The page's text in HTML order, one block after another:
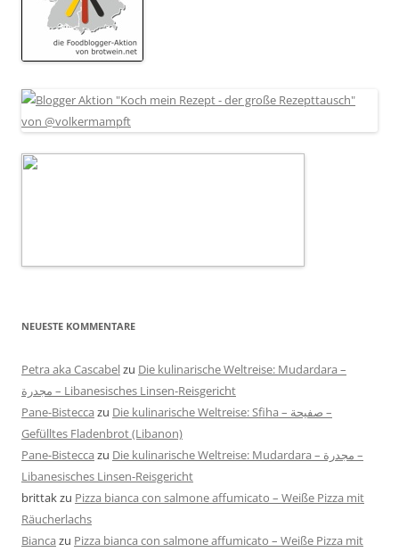
NEUESTE KOMMENTARE
Petra aka Cascabelzu Die kulinarische Weltreise: Mudardara –
مجدرة – Libanesisches Linsen-Reisgericht
Pane-Bistecca zu Die kulinarische Weltreise: Sfiha – صفيحة –
Gefülltes Fladenbrot (Libanon)
Pane-Bistecca zu Die kulinarische Weltreise: Mudardara – مجدرة –
Libanesisches Linsen-Reisgericht
brittakzu Pizza bianca con salmone affumicato – Weiße Pizza mit
Räucherlachs
Bianca zu Pizza bianca con salmone affumicato – Weiße Pizza mit